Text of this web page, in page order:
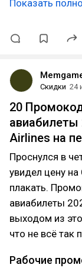
Показать
Скидки 24
20
Airlines на
Проснулся в
увидел цену на
плакать.
авиабилеты
выходом из
что не всё так
Рабочие